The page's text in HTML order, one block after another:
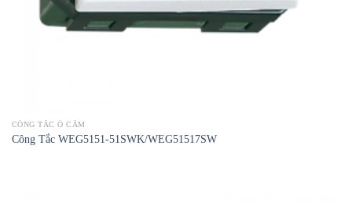
CÔNG TẮC Ổ CẮM
Công Tắc WEG5151-51SWK/WEG51517SW